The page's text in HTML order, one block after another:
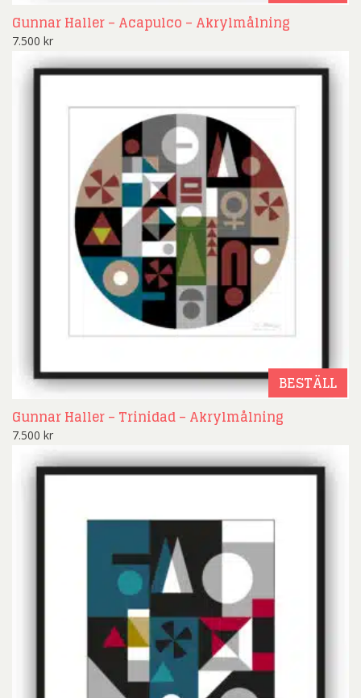
Gunnar Haller – Acapulco – Akrylmålning
7.500 kr
BESTÄLL
Gunnar Haller – Trinidad – Akrylmålning
7.500 kr